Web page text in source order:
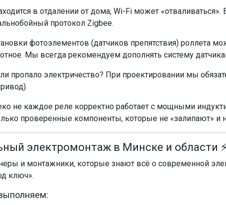
в отдалении от дома, Wi-Fi может
протокол Zigbee.
фотоэлементов (датчиков препятствия) роллета
Мы всегда рекомендуем дополнять систему
пропало электричество? При проектировании мы
не каждое реле корректно работает с мощными
проверенные компоненты, которые не «залипают» и
электромонтаж в Минске и области
и монтажники, которые знают всё о современной
ключ».